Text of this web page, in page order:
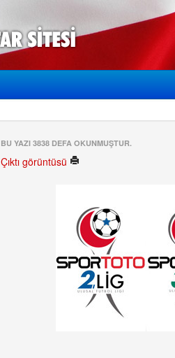
BU YAZI 3838 DEFA OKUNMUŞTUR.
Çıktı görüntüsü